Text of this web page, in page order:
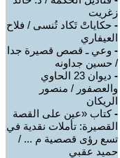
زغريت
- حكاياتْ تَكاد تُنسى / فلاح
العيفاري
- وعي ـ قصص قصيرة جدا
/ حسين جداونه
-
ديوان 23 الحاوي
والعصفور / منصور
الريكان
-كتاب «عين على القصة
القصيرة: تأملات نقدية في
تسع رؤى قصصية م ... /
حميد عقبي